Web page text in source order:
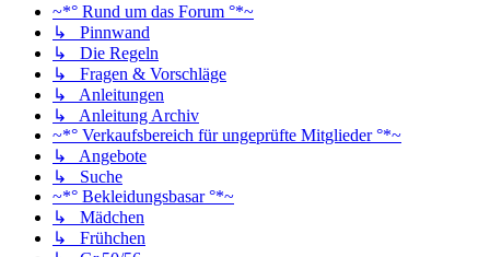
~*° Rund um das Forum °*~
↳ Pinnwand
↳ Die Regeln
↳ Fragen & Vorschläge
↳ Anleitungen
↳ Anleitung Archiv
~*° Verkaufsbereich für ungeprüfte Mitglieder °*~
↳ Angebote
↳ Suche
~*° Bekleidungsbasar °*~
↳ Mädchen
↳ Frühchen